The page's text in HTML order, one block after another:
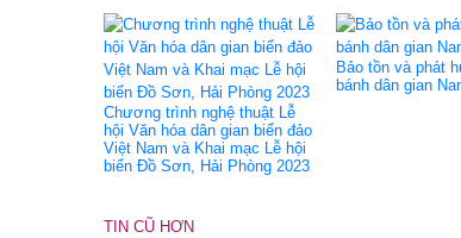
Chương trình nghệ thuật Lễ
hội Văn hóa dân gian biển đảo
Việt Nam và Khai mạc Lễ hội
biển Đồ Sơn, Hải Phòng 2023
Bảo tồn và phát
bánh dân gian
TIN CŨ HƠN